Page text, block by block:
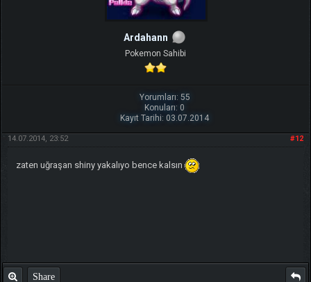
Ardahann
Pokemon Sahibi
Yorumları: 55
Konuları: 0
Kayıt Tarihi: 03.07.2014
#12
14.07.2014, 23:52
zaten uğraşan shiny yakalıyo bence kalsın
Share